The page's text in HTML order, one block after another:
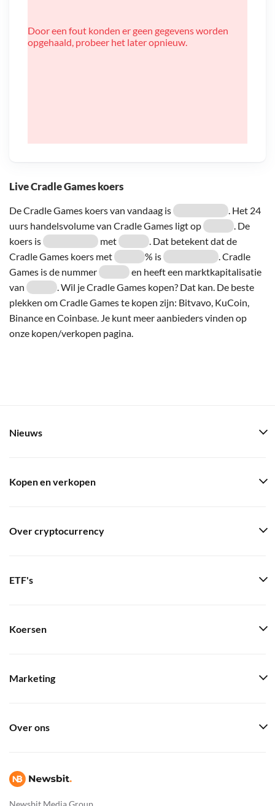
Live Cradle Games koers
De Cradle Games koers van vandaag is
. Het 24
uurs handelsvolume van Cradle Games ligt op
. De
koers is
met
. Dat betekent dat de
Cradle Games koers met
% is
. Cradle
Games is de nummer
en heeft een marktkapitalisatie
van
. Wil je Cradle Games kopen? Dat kan. De beste
plekken om Cradle Games te kopen zijn: Bitvavo, KuCoin,
Binance en Coinbase. Je kunt meer aanbieders vinden op
onze kopen/verkopen pagina.
Door een fout konden er geen gegevens worden
opgehaald, probeer het later opnieuw.
Newsbit Media Group
Nieuws
Kopen en verkopen
Over cryptocurrency
ETF's
Koersen
Marketing
Over ons